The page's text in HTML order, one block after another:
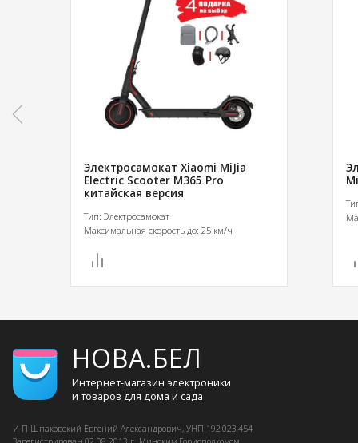
Электросамокат Xiaomi MiJia
Electric Scooter M365 Pro
китайская версия
Тип: Электросамокат
Максимальная скорость до: 25 км/ч
НОВА.БЕЛ
Интернет-магазин электроники
и товаров для дома и сада
И П Шпаковский Евгений Александрович, УНП 192 023 454